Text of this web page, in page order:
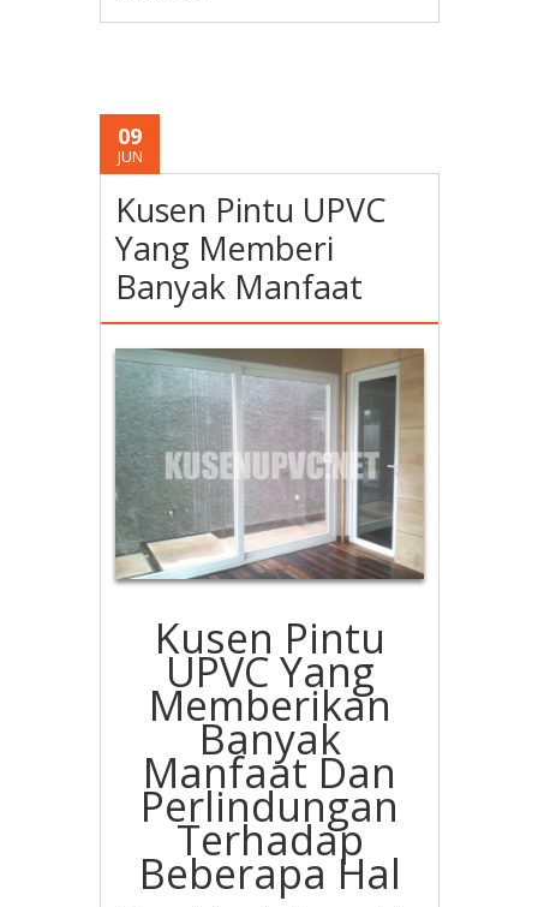
09
JUN
Kusen Pintu UPVC
Yang Memberi
Banyak Manfaat
Kusen Pintu
UPVC Yang
Memberikan
Banyak
Manfaat Dan
Perlindungan
Terhadap
Beberapa Hal